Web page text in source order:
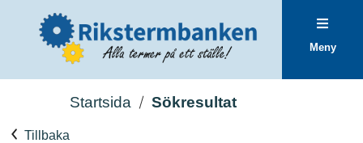
Meny
Startsida Sökresultat
Tillbaka